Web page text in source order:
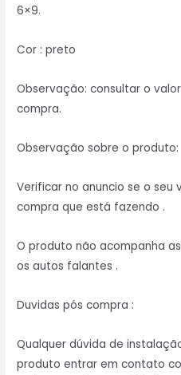
6×9.
Cor : preto
Observação: consultar o
compra.
Observação sobre o produto:
Verificar no anuncio se o
compra que está fazendo .
O produto não acompanha
os autos falantes .
Duvidas pós compra :
Qualquer dúvida de
produto entrar em contato